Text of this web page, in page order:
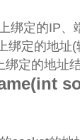
绑定的IP、
绑定的地址(
定的地址